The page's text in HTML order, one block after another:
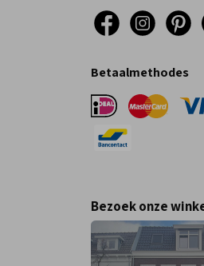
Betaalmethodes
Bezoek onze